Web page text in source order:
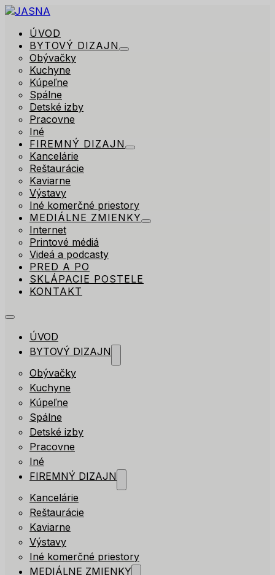
ÚVOD
BYTOVÝ DIZAJN
Obývačky
Kuchyne
Kúpeľne
Spálne
Detské izby
Pracovne
Iné
FIREMNÝ DIZAJN
Kancelárie
Reštaurácie
Kaviarne
Výstavy
Iné komerčné priestory
MEDIÁLNE ZMIENKY
Internet
Printové médiá
Videá a podcasty
PRED A PO
SKLÁPACIE POSTELE
KONTAKT
ÚVOD
BYTOVÝ DIZAJN
Obývačky
Kuchyne
Kúpeľne
Spálne
Detské izby
Pracovne
Iné
FIREMNÝ DIZAJN
Kancelárie
Reštaurácie
Kaviarne
Výstavy
Iné komerčné priestory
MEDIÁLNE ZMIENKY